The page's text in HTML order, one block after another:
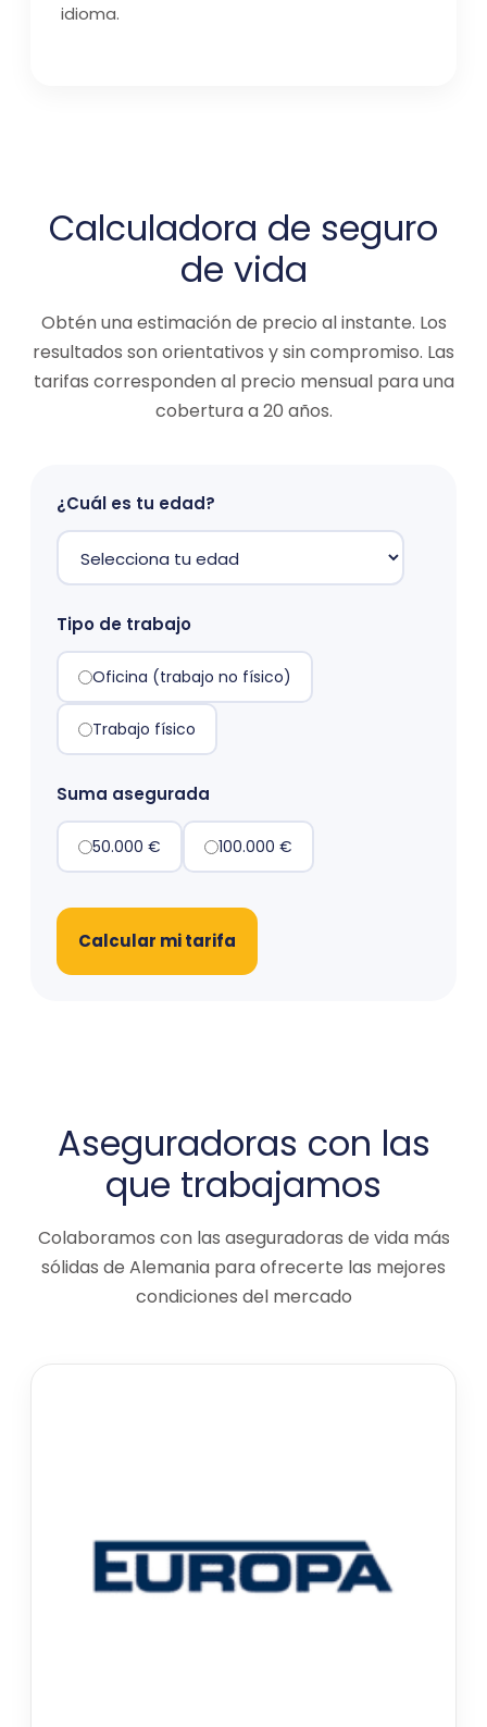
idioma.
Calculadora de seguro
de vida
Obtén una estimación de precio al instante. Los
resultados son orientativos y sin compromiso. Las
tarifas corresponden al precio mensual para una
cobertura a 20 años.
¿Cuál es tu edad?
Tipo de trabajo
Oficina (trabajo no físico)
Trabajo físico
Suma asegurada
50.000 € 100.000 €
Calcular mi tarifa
Aseguradoras con las
que trabajamos
Colaboramos con las aseguradoras de vida más
sólidas de Alemania para ofrecerte las mejores
condiciones del mercado